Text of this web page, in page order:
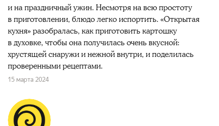
и на праздничный ужин. Несмотря на всю простоту
в приготовлении, блюдо легко испортить. «Открытая
кухня» разобралась, как приготовить картошку
в духовке, чтобы она получилась очень вкусной:
хрустящей снаружи и нежной внутри, и поделилась
проверенными рецептами.
15 марта 2024